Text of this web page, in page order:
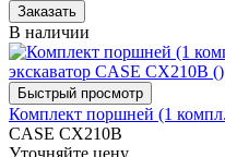
В наличии
Комплект поршней (1
CASE CX210B
Уточняйте цену